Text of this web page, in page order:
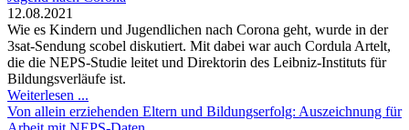
12.08.2021
Wie es Kindern und Jugendlichen nach Corona geht, wurde in der
3sat-Sendung scobel diskutiert. Mit dabei war auch Cordula Artelt,
die die NEPS-Studie leitet und Direktorin des Leibniz-Instituts für
Bildungsverläufe ist.
Weiterlesen ...
Von allein erziehenden Eltern und Bildungserfolg: Auszeichnung für